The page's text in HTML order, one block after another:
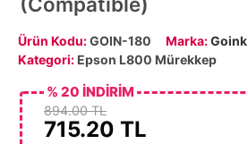
Ürün Kodu:GOIN-180 Marka:Goink
Kategori: Epson L800 Mürekkep
894.00 TL
715.20 TL
% 20 İNDİRİM